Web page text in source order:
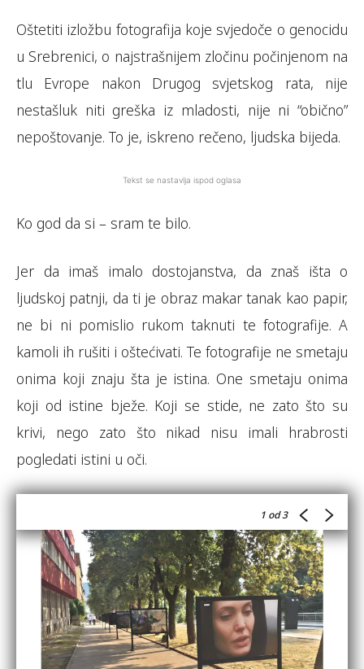
Oštetiti izložbu fotografija koje svjedoče o genocidu
u Srebrenici, o najstrašnijem zločinu počinjenom na
tlu Evrope nakon Drugog svjetskog rata, nije
nestašluk niti greška iz mladosti, nije ni “obično”
nepoštovanje. To je, iskreno rečeno, ljudska bijeda.
Tekst se nastavlja ispod oglasa
Ko god da si – sram te bilo.
Jer da imaš imalo dostojanstva, da znaš išta o
ljudskoj patnji, da ti je obraz makar tanak kao papir,
ne bi ni pomislio rukom taknuti te fotografije. A
kamoli ih rušiti i oštećivati. Te fotografije ne smetaju
onima koji znaju šta je istina. One smetaju onima
koji od istine bježe. Koji se stide, ne zato što su
krivi, nego zato što nikad nisu imali hrabrosti
pogledati istini u oči.
1 od 3